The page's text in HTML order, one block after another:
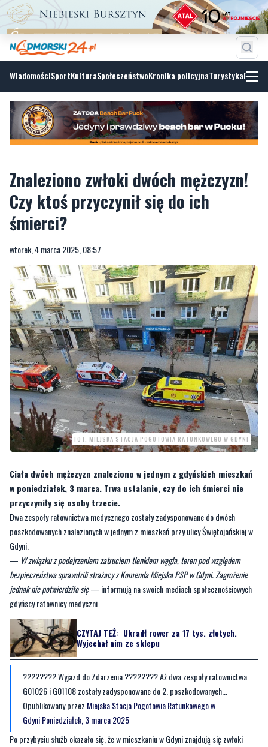
WiadomościSportKulturaSpołeczeństwoKronika policyjnaTurystyka
Znaleziono zwłoki dwóch mężczyzn!
Czy ktoś przyczynił się do ich
śmierci?
wtorek, 4 marca 2025, 08:57
FOT. MIEJSKA STACJA POGOTOWIA RATUNKOWEGO W GDYNI
Ciała dwóch mężczyzn znaleziono w jednym z gdyńskich mieszkań
w poniedziałek, 3 marca. Trwa ustalanie, czy do ich śmierci nie
przyczyniły się osoby trzecie.
Dwa zespoły ratownictwa medycznego zostały zadysponowane do dwóch
poszkodowanych znalezionych w jednym z mieszkań przy ulicy Świętojańskiej w
Gdyni.
— W związku z podejrzeniem zatruciem tlenkiem węgla, teren pod względem
bezpieczeństwa sprawdzili strażacy z Komenda Miejska PSP w Gdyni. Zagrożenie
jednak nie potwierdziło się— informują na swoich mediach społecznościowych
gdyńscy ratownicy medyczni
CZYTAJ TEŻ: Ukradł rower za 17 tys. złotych.
Wyjechał nim ze sklepu
???????? Wyjazd do Zdarzenia ???????? Aż dwa zespoły ratownictwa
G01026 i G01108 zostały zadysponowane do 2. poszkodowanych...
Opublikowany przez Miejska Stacja Pogotowia Ratunkowego w
GdyniPoniedziałek, 3 marca 2025
Po przybyciu służb okazało się, że w mieszkaniu w Gdyni znajdują się zwłoki